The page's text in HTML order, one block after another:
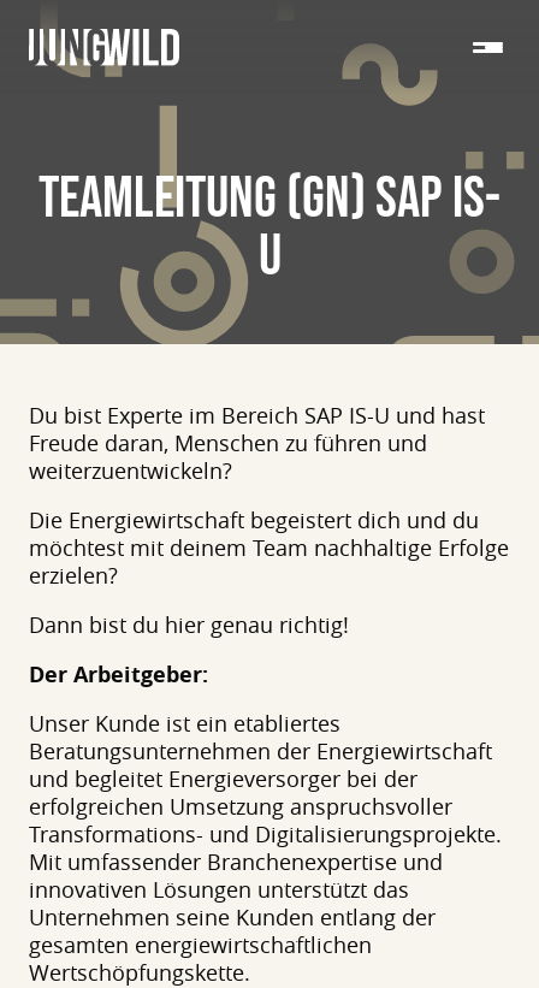
TEAMLEITUNG (GN) SAP IS-
U
Du bist Experte im Bereich SAP IS-U und hast
Freude daran, Menschen zu führen und
weiterzuentwickeln?
Die Energiewirtschaft begeistert dich und du
möchtest mit deinem Team nachhaltige Erfolge
erzielen?
Dann bist du hier genau richtig!
Der Arbeitgeber:
Unser Kunde ist ein etabliertes
Beratungsunternehmen der Energiewirtschaft
und begleitet Energieversorger bei der
erfolgreichen Umsetzung anspruchsvoller
Transformations- und Digitalisierungsprojekte.
Mit umfassender Branchenexpertise und
innovativen Lösungen unterstützt das
Unternehmen seine Kunden entlang der
gesamten energiewirtschaftlichen
Wertschöpfungskette.